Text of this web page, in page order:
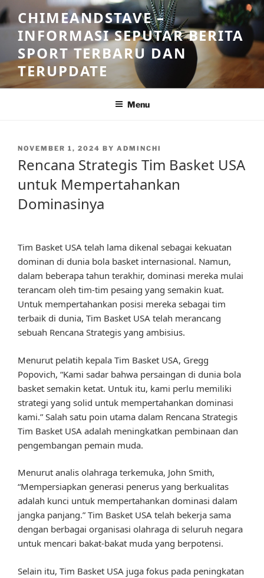
Skip
to
content
CHIMEANDSTAVE –
INFORMASI SEPUTAR BERITA
SPORT TERBARU DAN
TERUPDATE
Menu
POSTED
NOVEMBER 1, 2024 BY ADMINCHI
Rencana Strategis Tim Basket USA
untuk Mempertahankan
Dominasinya
Tim Basket USA telah lama dikenal sebagai kekuatan
dominan di dunia bola basket internasional. Namun,
dalam beberapa tahun terakhir, dominasi mereka mulai
terancam oleh tim-tim pesaing yang semakin kuat.
Untuk mempertahankan posisi mereka sebagai tim
terbaik di dunia, Tim Basket USA telah merancang
sebuah Rencana Strategis yang ambisius.
Menurut pelatih kepala Tim Basket USA, Gregg
Popovich, “Kami sadar bahwa persaingan di dunia bola
basket semakin ketat. Untuk itu, kami perlu memiliki
strategi yang solid untuk mempertahankan dominasi
kami.” Salah satu poin utama dalam Rencana Strategis
Tim Basket USA adalah meningkatkan pembinaan dan
pengembangan pemain muda.
Menurut analis olahraga terkemuka, John Smith,
“Mempersiapkan generasi penerus yang berkualitas
adalah kunci untuk mempertahankan dominasi dalam
jangka panjang.” Tim Basket USA telah bekerja sama
dengan berbagai organisasi olahraga di seluruh negara
untuk mencari bakat-bakat muda yang berpotensi.
Selain itu, Tim Basket USA juga fokus pada peningkatan